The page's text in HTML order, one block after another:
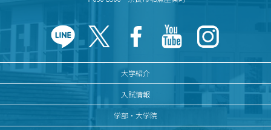
大学紹介
入試情報
学部・大学院